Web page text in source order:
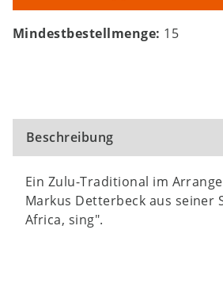
Mindestbestellmenge: 15
Beschreibung
Ein Zulu-Traditional im
Markus Detterbeck aus seiner
Africa, sing".